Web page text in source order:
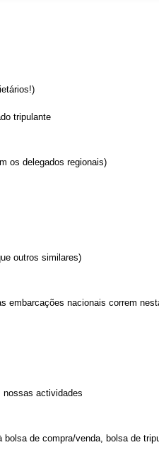
tripulante
os delegados regionais)
outros similares)
embarcações nacionais correm
nossas actividades
de compra/venda, bolsa de